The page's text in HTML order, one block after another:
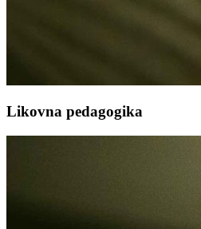
Likovna pedagogika